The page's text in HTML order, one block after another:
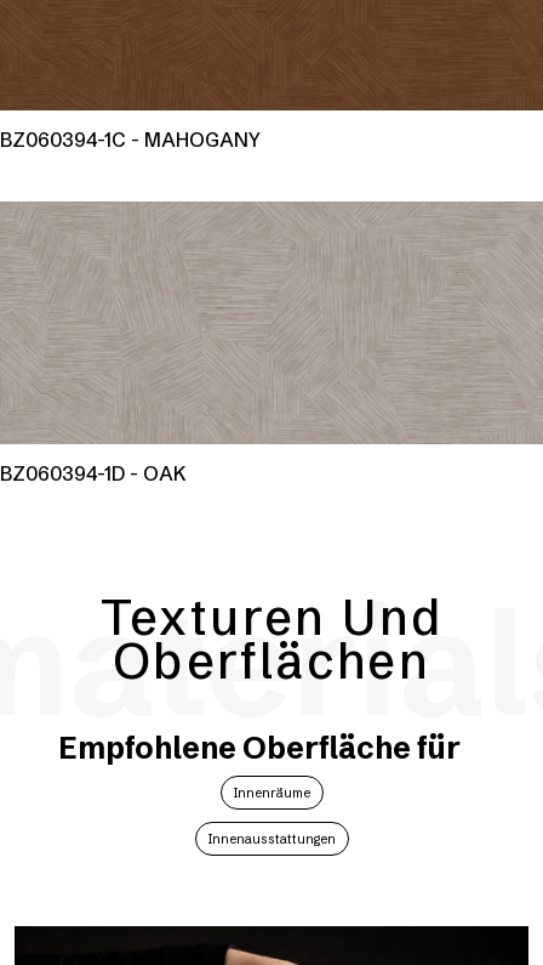
BZ060394-1C - MAHOGANY
BZ060394-1D - OAK
Texturen Und
Oberflächen
Empfohlene Oberfläche für
Innenräume
Innenausstattungen